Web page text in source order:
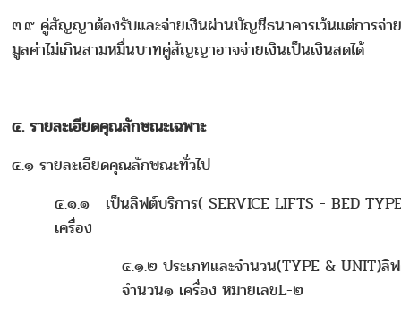
๓.๙ คู่สัญญาต้องรับและจ่ายเงินผ่านบัญชีธนาคารเว้นแต่การจ่า
มูลค่าไม่เกินสามหมื่นบาทคู่สัญญาอาจจ่ายเงินเป็นเงินสดได้
๔. รายละเอียดคุณลักษณะเฉพาะ
๔.๑ รายละเอียดคุณลักษณะทั่วไป
๔.๑.๑ เป็นลิฟต์บริการ( SERVICE LIFTS - BED
เครื่อง
๔.๑.๒ ประเภทและจำนวน(TYPE & UNIT)ลิ
จำนวน๑ เครื่อง หมายเลขL-๒